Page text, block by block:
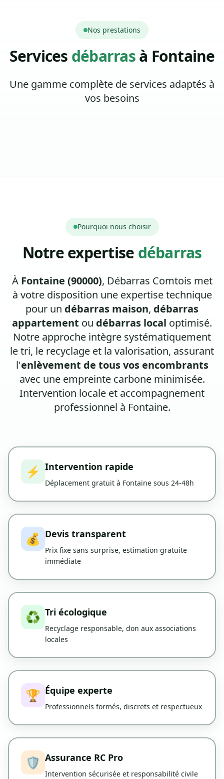
Nos prestations
Services débarrasà Fontaine
Une gamme complète de services adaptés à
vos besoins
Pourquoi nous choisir
Notre expertise débarras
À Fontaine (90000), Débarras Comtois met
à votre disposition une expertise technique
pour un débarras maison, débarras
appartement ou débarras local optimisé.
Notre approche intègre systématiquement
le tri, le recyclage et la valorisation, assurant
l'enlèvement de tous vos encombrants
avec une empreinte carbone minimisée.
Intervention locale et accompagnement
professionnel à Fontaine.
⚡ Intervention rapide
Déplacement gratuit à Fontaine sous 24-48h
💰 Devis transparent
Prix fixe sans surprise, estimation gratuite
immédiate
♻️ Tri écologique
Recyclage responsable, don aux associations
locales
🏆 Équipe experte
Professionnels formés, discrets et respectueux
🛡️ Assurance RC Pro
Intervention sécurisée et responsabilité civile